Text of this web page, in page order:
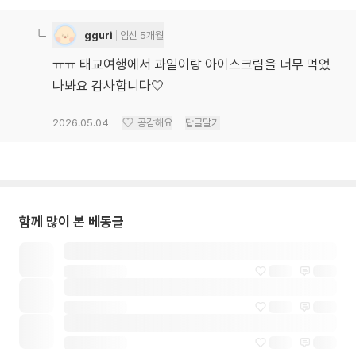
gguri 임신 5개월
ㅠㅠ 태교여행에서 과일이랑 아이스크림을 너무 먹었
나봐요 감사합니다🤍
2026.05.04 공감해요 답글달기
함께 많이 본 베동글